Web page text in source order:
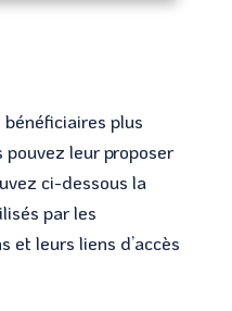
plus
leur proposer
ci-dessous la
par les
et leurs liens d’accès